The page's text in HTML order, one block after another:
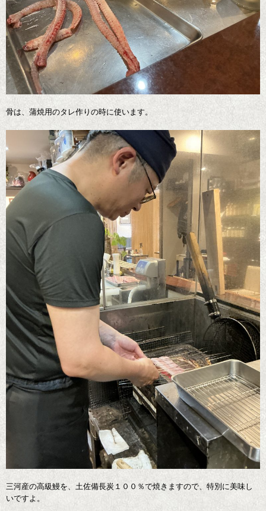
骨は、蒲焼用のタレ作りの時に使います。
三河産の高級鰻を、土佐備長炭１００％で焼きますので、特別に美味し
いですよ。